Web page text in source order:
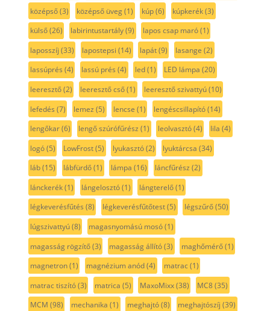
középső(3) középső üveg(1) kúp(6) kúpkerék(3)
külső(26) labirintustartály(9) lapos csap maró(1)
laposszíj (33) lapostepsi (14) lapát(9) lasange (2)
lassúprés (4) lassú prés (4) led(1) LED lámpa (20)
leeresztő(2) leeresztő cső(1) leeresztő szivattyú(10)
lefedés (7) lemez (5) lencse (1) lengéscsillapító(14)
lengőkar(6) lengő szúrófűrész (1) leolvasztó(4) lila (4)
logó(5) LowFrost(5) lyukasztó(2) lyuktárcsa (34)
láb(15) lábfürdő(1) lámpa (16) láncfűrész (2)
lánckerék(1) lángelosztó(1) lángterelő(1)
légkeverésfűtés (8) légkeverésfűtőtest(5) légszűrő(50)
lúgszivattyú(8) magasnyomású mosó(1)
magasság rögzítő(3) magasság állító(3) maghőmérő(1)
magnetron(1) magnézium anód(4) matrac(1)
matrac tiszító(3) matrica (5) MaxoMixx(38) MC8(35)
MCM (98) mechanika (1) meghajtó(8) meghajtószíj (39)